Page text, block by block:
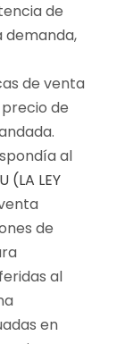
de
de venta
de
al
(LA LEY
de
al
en